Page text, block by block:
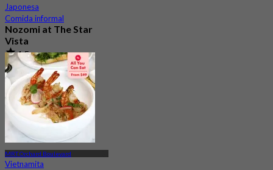
Japonesa
Comida informal
Nozomi at The Star
Vista
4.5
1.3K Reservado
DesdeS$ 37.5
MRT Orchard Boulevard
Vietnamita